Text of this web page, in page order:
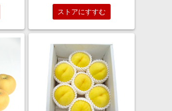
美ギフト】
ストアにすすむ